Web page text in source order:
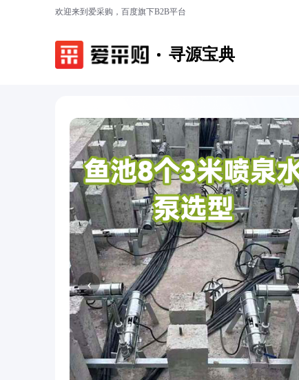
欢迎来到爱采购，百度旗下B2B平台
寻源宝典
‹